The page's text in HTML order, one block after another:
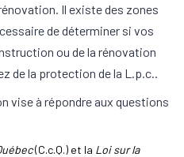
Il existe des zones
de déterminer si vos
ou de la rénovation
de la protection de la L.p.c..
vise à répondre aux questions
(C.c.Q.) et la Loi sur la